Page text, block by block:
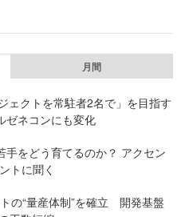
月間
ェクトを常駐者2名で」を目指す
ゼネコンにも変化
手をどう育てるのか？ アクセン
トに聞く
の“量産体制”を確立 開発基盤